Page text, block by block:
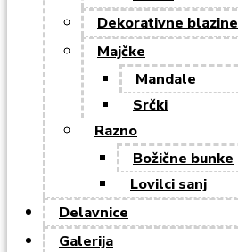
Dekorativne blazine
Majčke
Mandale
Srčki
Razno
Božične bunke
Lovilci sanj
Delavnice
Galerija